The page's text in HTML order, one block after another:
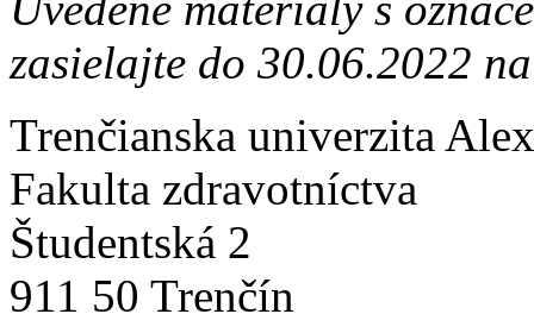
zasielajte do 30.06.2022
Trenčianska univerzita
Fakulta zdravotníctva
Študentská 2
911 50 Trenčín